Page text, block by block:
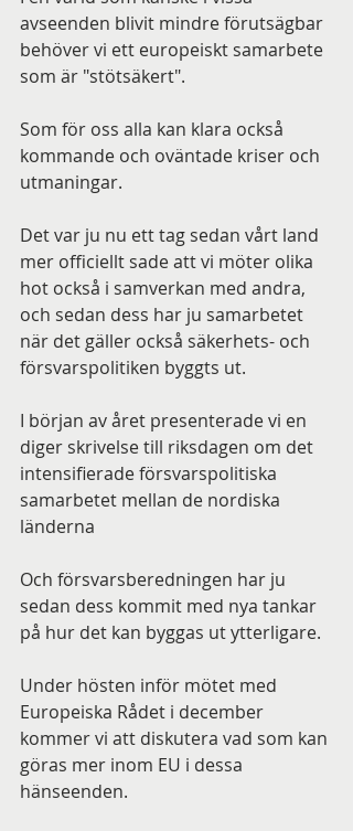
avseenden blivit mindre förutsägbar
behöver vi ett europeiskt samarbete
som är "stötsäkert".
Som för oss alla kan klara också
kommande och oväntade kriser och
utmaningar.
Det var ju nu ett tag sedan vårt land
mer officiellt sade att vi möter olika
hot också i samverkan med andra,
och sedan dess har ju samarbetet
när det gäller också säkerhets- och
försvarspolitiken byggts ut.
I början av året presenterade vi en
diger skrivelse till riksdagen om det
intensifierade försvarspolitiska
samarbetet mellan de nordiska
länderna
Och försvarsberedningen har ju
sedan dess kommit med nya tankar
på hur det kan byggas ut ytterligare.
Under hösten inför mötet med
Europeiska Rådet i december
kommer vi att diskutera vad som kan
göras mer inom EU i dessa
hänseenden.